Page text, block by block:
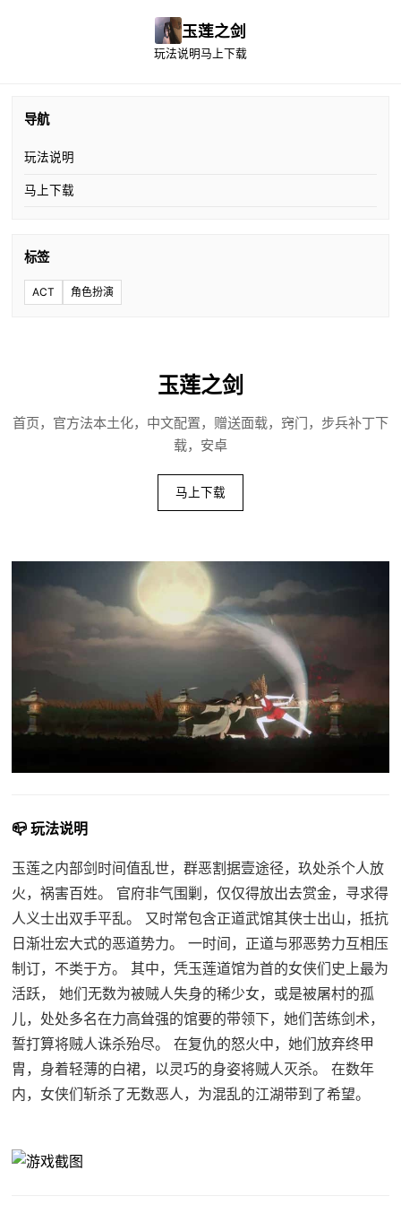
玉莲之剑
玩法说明马上下载
导航
玩法说明
马上下载
标签
ACT 角色扮演
玉莲之剑
首页，官方法本土化，中文配置，赠送面载，窍门，步兵补丁下
载，安卓
马上下载
📪 玩法说明
玉莲之内部剑时间值乱世，群恶割据壹途径，玖处杀个人放
火，祸害百姓。 官府非气围剿，仅仅得放出去赏金，寻求得
人义士出双手平乱。 又时常包含正道武馆其侠士出山，抵抗
日渐壮宏大式的恶道势力。 一时间，正道与邪恶势力互相压
制订，不类于方。 其中，凭玉莲道馆为首的女侠们史上最为
活跃， 她们无数为被贼人失身的稀少女，或是被屠村的孤
儿，处处多名在力高耸强的馆要的带领下，她们苦练剑术，
誓打算将贼人诛杀殆尽。 在复仇的怒火中，她们放弃终甲
胄，身着轻薄的白裙，以灵巧的身姿将贼人灭杀。 在数年
内，女侠们斩杀了无数恶人，为混乱的江湖带到了希望。